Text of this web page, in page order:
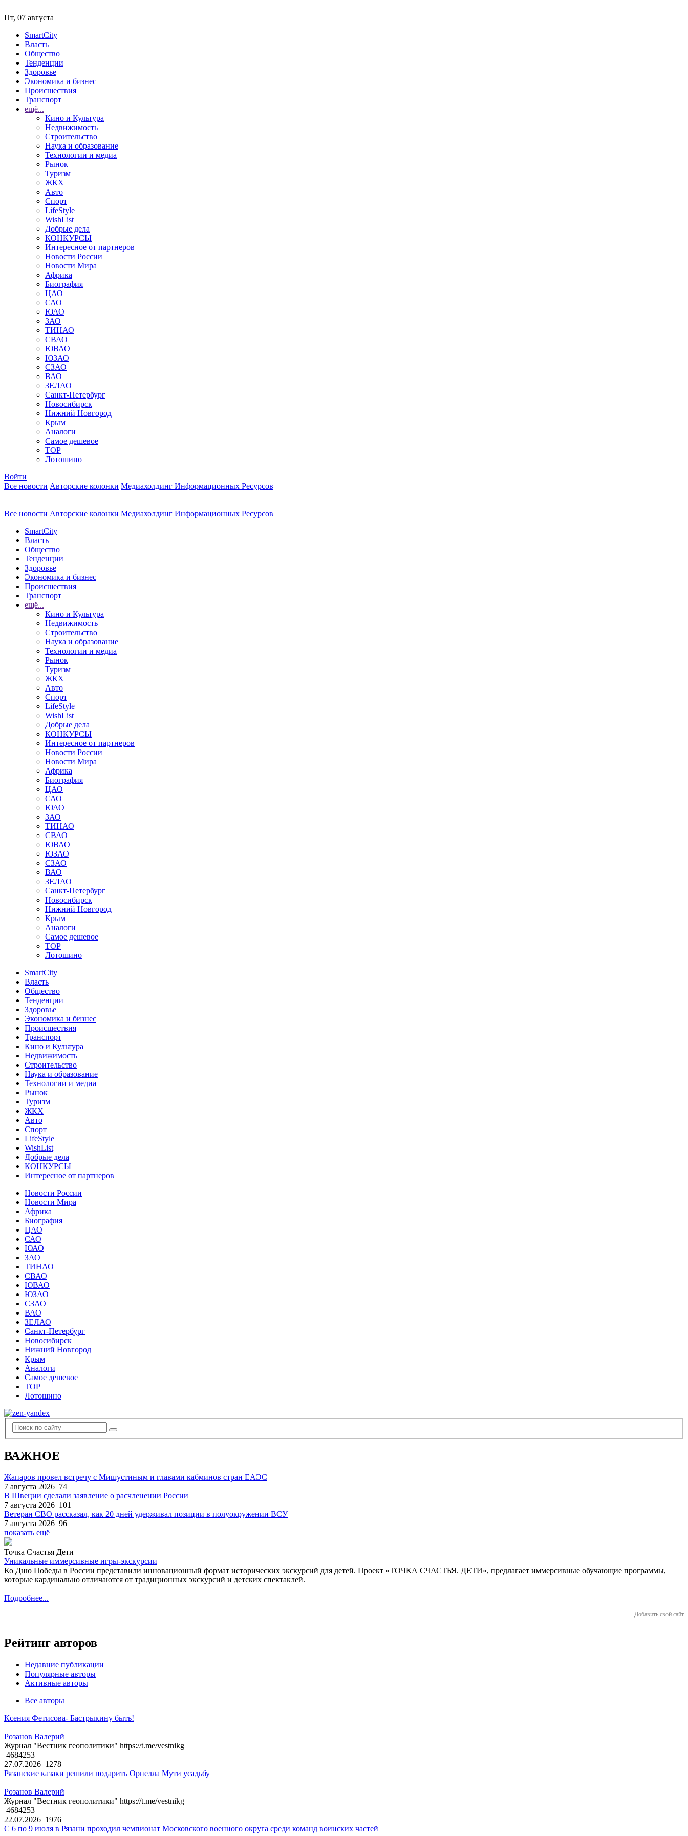
Пт, 07 августа
SmartCity
Власть
Общество
Тенденции
Здоровье
Экономика и бизнес
Происшествия
Транспорт
ещё...
Кино и Культура
Недвижимость
Строительство
Наука и образование
Технологии и медиа
Рынок
Туризм
ЖКХ
Авто
Спорт
LifeStyle
WishList
Добрые дела
КОНКУРСЫ
Интересное от партнеров
Новости России
Новости Мира
Африка
Биография
ЦАО
САО
ЮАО
ЗАО
ТИНАО
СВАО
ЮВАО
ЮЗАО
СЗАО
ВАО
ЗЕЛАО
Санкт-Петербург
Новосибирск
Нижний Новгород
Крым
Аналоги
Самое дешевое
TOP
Лотошино
Войти
Все новости Авторские колонки Медиахолдинг Информационных Ресурсов
Все новости Авторские колонки Медиахолдинг Информационных Ресурсов
SmartCity
Власть
Общество
Тенденции
Здоровье
Экономика и бизнес
Происшествия
Транспорт
ещё...
Кино и Культура
Недвижимость
Строительство
Наука и образование
Технологии и медиа
Рынок
Туризм
ЖКХ
Авто
Спорт
LifeStyle
WishList
Добрые дела
КОНКУРСЫ
Интересное от партнеров
Новости России
Новости Мира
Африка
Биография
ЦАО
САО
ЮАО
ЗАО
ТИНАО
СВАО
ЮВАО
ЮЗАО
СЗАО
ВАО
ЗЕЛАО
Санкт-Петербург
Новосибирск
Нижний Новгород
Крым
Аналоги
Самое дешевое
TOP
Лотошино
SmartCity
Власть
Общество
Тенденции
Здоровье
Экономика и бизнес
Происшествия
Транспорт
Кино и Культура
Недвижимость
Строительство
Наука и образование
Технологии и медиа
Рынок
Туризм
ЖКХ
Авто
Спорт
LifeStyle
WishList
Добрые дела
КОНКУРСЫ
Интересное от партнеров
Новости России
Новости Мира
Африка
Биография
ЦАО
САО
ЮАО
ЗАО
ТИНАО
СВАО
ЮВАО
ЮЗАО
СЗАО
ВАО
ЗЕЛАО
Санкт-Петербург
Новосибирск
Нижний Новгород
Крым
Аналоги
Самое дешевое
TOP
Лотошино
ВАЖНОЕ
Жапаров провел встречу с Мишустиным и главами кабминов стран ЕАЭС
7 августа 2026 74
В Швеции сделали заявление о расчленении России
7 августа 2026 101
Ветеран СВО рассказал, как 20 дней удерживал позиции в полуокружении ВСУ
7 августа 2026 96
показать ещё
Точка Счастья Дети
Уникальные иммерсивные игры-экскурсии
Ко Дню Победы в России представили инновационный формат исторических экскурсий для детей. Проект «ТОЧКА СЧАСТЬЯ. ДЕТИ», предлагает иммерсивные обучающие программы,
которые кардинально отличаются от традиционных экскурсий и детских спектаклей.
Подробнее...
Добавить свой сайт
Рейтинг авторов
Недавние публикации
Популярные авторы
Активные авторы
Все авторы
Ксения Фетисова- Бастрыкину быть!
Розанов Валерий
Журнал "Вестник геополитики" https://t.me/vestnikg
4684253
27.07.2026 1278
Рязанские казаки решили подарить Орнелла Мути усадьбу
Розанов Валерий
Журнал "Вестник геополитики" https://t.me/vestnikg
4684253
22.07.2026 1976
С 6 по 9 июля в Рязани проходил чемпионат Московского военного округа среди команд воинских частей